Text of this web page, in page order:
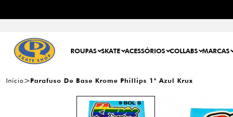
ROUPAS SKATE ACESSÓRIOS COLLABS MARCAS
Início Parafuso De Base Krome Phillips 1" Azul Krux